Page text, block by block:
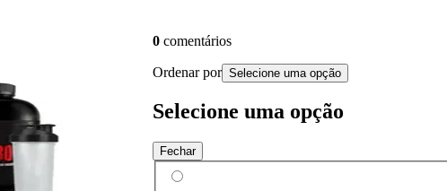
0 comentários
Ordenar por Selecione uma opção
Selecione uma opção
Fechar